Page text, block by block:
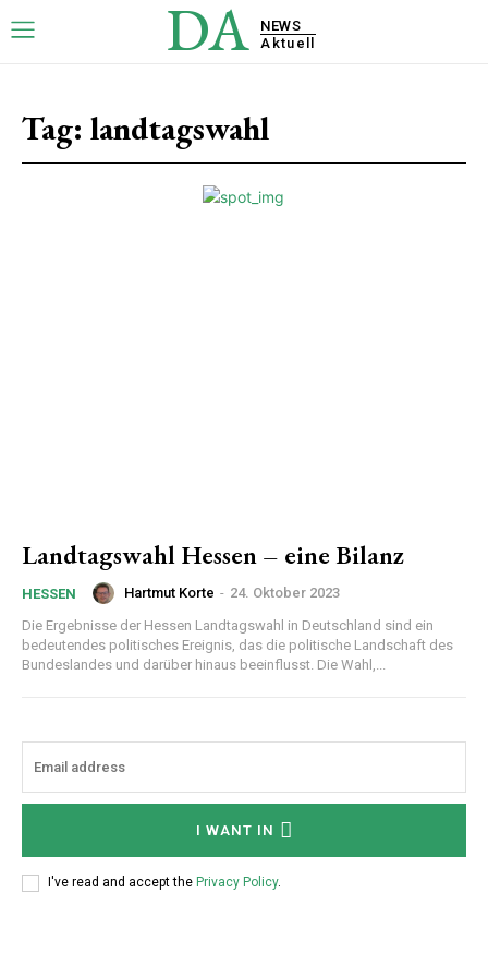
DA
NEWS
Aktuell
Tag: landtagswahl
Landtagswahl Hessen – eine Bilanz
HESSEN Hartmut Korte - 24. Oktober 2023
Die Ergebnisse der Hessen Landtagswahl in Deutschland sind ein
bedeutendes politisches Ereignis, das die politische Landschaft des
Bundeslandes und darüber hinaus beeinflusst. Die Wahl,...
I WANT IN
I've read and accept the Privacy Policy.